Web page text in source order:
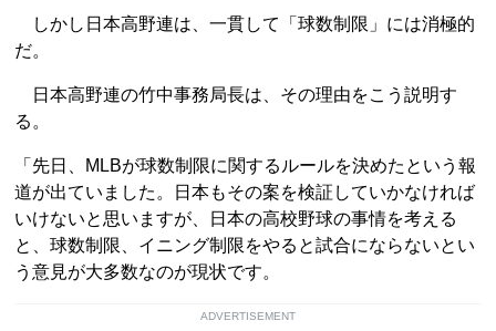
しかし日本高野連は、一貫して「球数制限」には消極的
だ。
日本高野連の竹中事務局長は、その理由をこう説明す
る。
「先日、MLBが球数制限に関するルールを決めたという報
道が出ていました。日本もその案を検証していかなければ
いけないと思いますが、日本の高校野球の事情を考える
と、球数制限、イニング制限をやると試合にならないとい
う意見が大多数なのが現状です。
ADVERTISEMENT